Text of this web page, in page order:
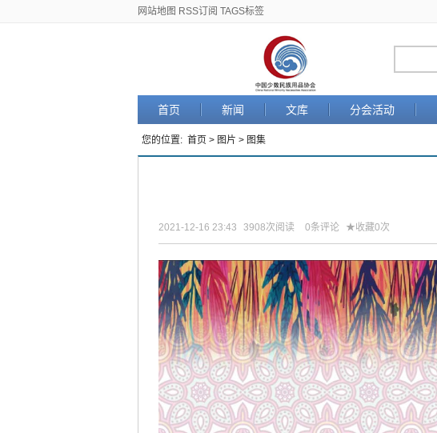
网站地图 RSS订阅 TAGS标签
首页 新闻 文库 分会活动
您的位置: 首页 > 图片 > 图集
2021-12-16 23:43 3908次阅读 0条评论 ★收藏0次